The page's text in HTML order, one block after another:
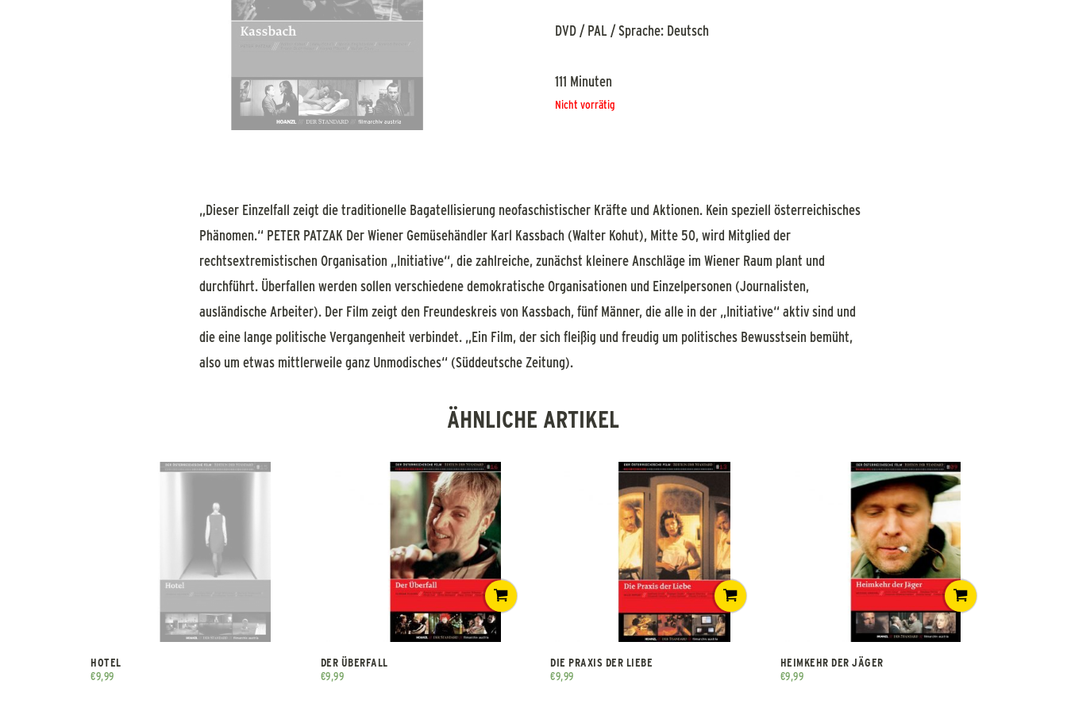
DVD / PAL / Sprache: Deutsch
111 Minuten
Nicht vorrätig
„Dieser Einzelfall zeigt die traditionelle Bagatellisierung neofaschistischer Kräfte und Aktionen. Kein speziell österreichisches
Phänomen.“ PETER PATZAK Der Wiener Gemüsehändler Karl Kassbach (Walter Kohut), Mitte 50, wird Mitglied der
rechtsextremistischen Organisation „Initiative“, die zahlreiche, zunächst kleinere Anschläge im Wiener Raum plant und
durchführt. Überfallen werden sollen verschiedene demokratische Organisationen und Einzelpersonen (Journalisten,
ausländische Arbeiter). Der Film zeigt den Freundeskreis von Kassbach, fünf Männer, die alle in der „Initiative“ aktiv sind und
die eine lange politische Vergangenheit verbindet. „Ein Film, der sich fleißig und freudig um politisches Bewusstsein bemüht,
also um etwas mittlerweile ganz Unmodisches“ (Süddeutsche Zeitung).
ÄHNLICHE ARTIKEL
HOTEL
€9,99
DER ÜBERFALL
€9,99
DIE PRAXIS DER LIEBE
€9,99
HEIMKEHR DER JÄGER
€9,99